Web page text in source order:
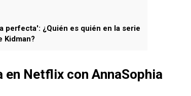
perfecta': ¿Quién es quién en la serie
Kidman?
Netflix con AnnaSophia